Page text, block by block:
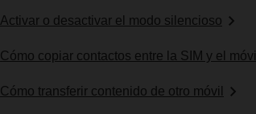
Activar o desactivar el modo silencioso
Cómo copiar contactos entre la SIM y el móvil
Cómo transferir contenido de otro móvil